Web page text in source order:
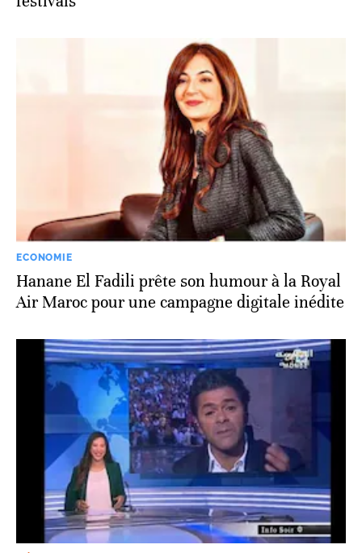
ECONOMIE
Hanane El Fadili prête son humour à la Royal
Air Maroc pour une campagne digitale inédite